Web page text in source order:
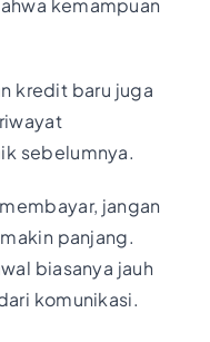
kredit baru juga
sebelumnya.
jangan
panjang.
biasanya jauh
komunikasi.